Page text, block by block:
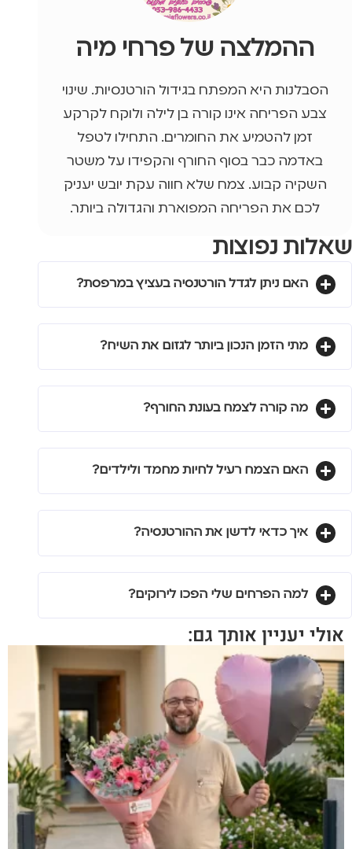
אולי יעניין אותך גם:
ההמלצה של פרחי מיה
הסבלנות היא המפתח בגידול הורטנסיות. שינוי
צבע הפריחה אינו קורה בן לילה ולוקח לקרקע
זמן להטמיע את החומרים. התחילו לטפל
באדמה כבר בסוף החורף והקפידו על משטר
השקיה קבוע. צמח שלא חווה עקת יובש יעניק
לכם את הפריחה המפוארת והגדולה ביותר.
שאלות נפוצות
האם ניתן לגדל הורטנסיה בעציץ במרפסת?
מתי הזמן הנכון ביותר לגזום את השיח?
מה קורה לצמח בעונת החורף?
האם הצמח רעיל לחיות מחמד ולילדים?
איך כדאי לדשן את ההורטנסיה?
למה הפרחים שלי הפכו לירוקים?